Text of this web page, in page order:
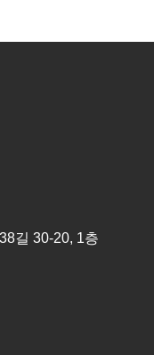
길 30-20, 1층